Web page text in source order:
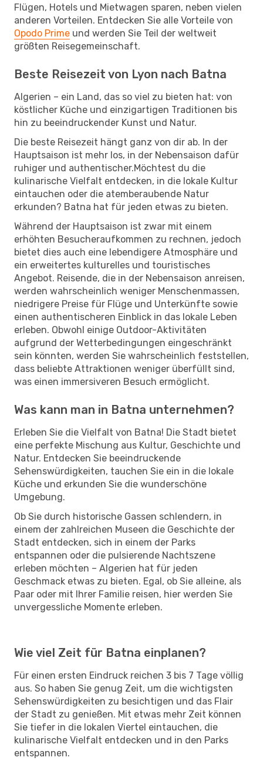
Flügen, Hotels und Mietwagen sparen, neben vielen
anderen Vorteilen. Entdecken Sie alle Vorteile von
Opodo Prime und werden Sie Teil der weltweit
größten Reisegemeinschaft.
Beste Reisezeit von Lyon nach Batna
Algerien – ein Land, das so viel zu bieten hat: von
köstlicher Küche und einzigartigen Traditionen bis
hin zu beeindruckender Kunst und Natur.
Die beste Reisezeit hängt ganz von dir ab. In der
Hauptsaison ist mehr los, in der Nebensaison dafür
ruhiger und authentischer.Möchtest du die
kulinarische Vielfalt entdecken, in die lokale Kultur
eintauchen oder die atemberaubende Natur
erkunden? Batna hat für jeden etwas zu bieten.
Während der Hauptsaison ist zwar mit einem
erhöhten Besucheraufkommen zu rechnen, jedoch
bietet dies auch eine lebendigere Atmosphäre und
ein erweitertes kulturelles und touristisches
Angebot. Reisende, die in der Nebensaison anreisen,
werden wahrscheinlich weniger Menschenmassen,
niedrigere Preise für Flüge und Unterkünfte sowie
einen authentischeren Einblick in das lokale Leben
erleben. Obwohl einige Outdoor-Aktivitäten
aufgrund der Wetterbedingungen eingeschränkt
sein könnten, werden Sie wahrscheinlich feststellen,
dass beliebte Attraktionen weniger überfüllt sind,
was einen immersiveren Besuch ermöglicht.
Was kann man in Batna unternehmen?
Erleben Sie die Vielfalt von Batna! Die Stadt bietet
eine perfekte Mischung aus Kultur, Geschichte und
Natur. Entdecken Sie beeindruckende
Sehenswürdigkeiten, tauchen Sie ein in die lokale
Küche und erkunden Sie die wunderschöne
Umgebung.
Ob Sie durch historische Gassen schlendern, in
einem der zahlreichen Museen die Geschichte der
Stadt entdecken, sich in einem der Parks
entspannen oder die pulsierende Nachtszene
erleben möchten – Algerien hat für jeden
Geschmack etwas zu bieten. Egal, ob Sie alleine, als
Paar oder mit Ihrer Familie reisen, hier werden Sie
unvergessliche Momente erleben.
Wie viel Zeit für Batna einplanen?
Für einen ersten Eindruck reichen 3 bis 7 Tage völlig
aus. So haben Sie genug Zeit, um die wichtigsten
Sehenswürdigkeiten zu besichtigen und das Flair
der Stadt zu genießen. Mit etwas mehr Zeit können
Sie tiefer in die lokalen Viertel eintauchen, die
kulinarische Vielfalt entdecken und in den Parks
entspannen.